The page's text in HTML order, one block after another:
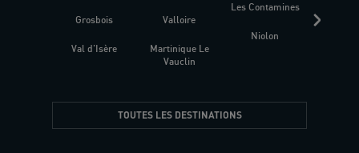
Grosbois
Val d'Isère
Valloire
Martinique Le
Vauclin
Les Contamines
Niolon
TOUTES LES DESTINATIONS